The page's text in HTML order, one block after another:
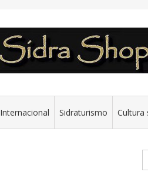
Internacional Sidraturismo Cultura